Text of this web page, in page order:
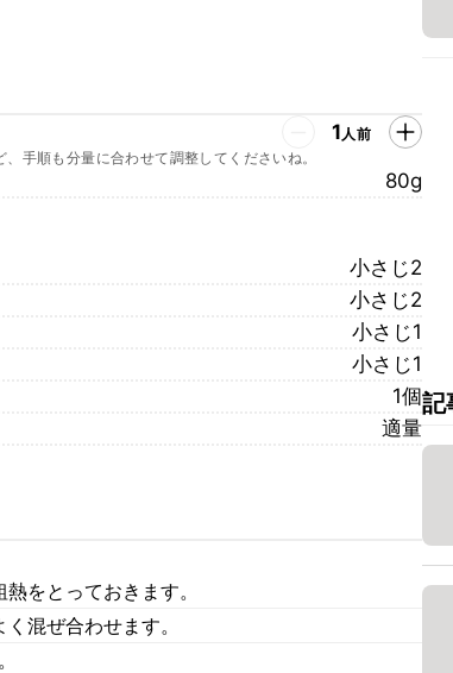
1人前
手順も分量に合わせて調整してくださいね。
80g
小さじ2
小さじ2
小さじ1
小さじ1
1個
適量
をとっておきます。
混ぜ合わせます。
記